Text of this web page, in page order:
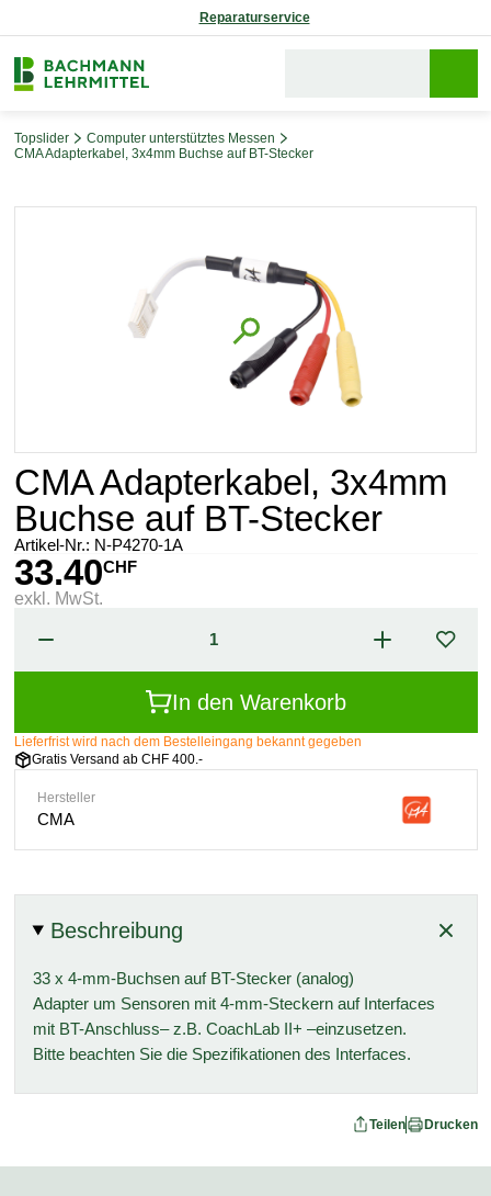
Reparaturservice
Topslider
Computer unterstütztes Messen
CMA Adapterkabel, 3x4mm Buchse auf BT-Stecker
CMA Adapterkabel, 3x4mm
Buchse auf BT-Stecker
Artikel-Nr.: N-P4270-1A
33.40CHF
exkl. MwSt.
In den Warenkorb
Lieferfrist wird nach dem Bestelleingang bekannt gegeben
Gratis Versand ab CHF 400.-
Hersteller
CMA
Beschreibung
33 x 4-mm-Buchsen auf BT-Stecker (analog)
Adapter um Sensoren mit 4-mm-Steckern auf Interfaces
mit BT-Anschluss– z.B. CoachLab II+ –einzusetzen.
Bitte beachten Sie die Spezifikationen des Interfaces.
Teilen Drucken